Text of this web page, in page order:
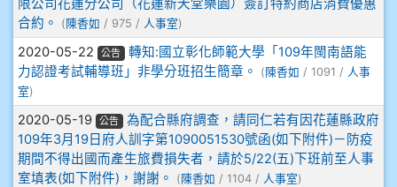
908彭主豪
909林柏翰
909林玉楓
909林朝智
限公司花蓮分公司（花蓮新天堂樂園）簽訂特約商店消費優惠
合約。
( 陳香如 / 975 / 人事室)
2020-05-22 公告
轉知:國立彰化師範大學「109年閩南語能
力認證考試輔導班」非學分班招生簡章。
(陳香如 / 1091 / 人事
室)
2020-05-19 公告
為配合縣府調查，請同仁若有因花蓮縣政府
109年3月19日府人訓字第1090051530號函(如下附件)－防疫
期間不得出國而產生旅費損失者，請於5/22(五)下班前至人事
室填表(如下附件)，謝謝。
( 陳香如 / 1104 / 人事室)